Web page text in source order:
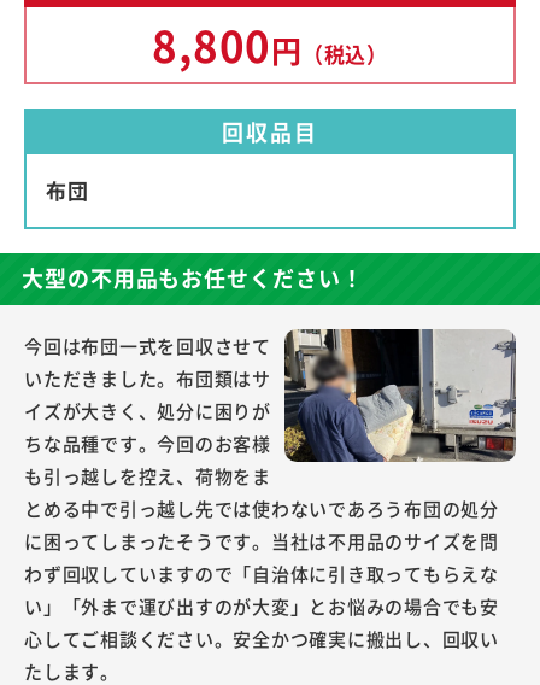
8,800円 （税込）
回収品目
布団
大型の不用品もお任せください！
今回は布団一式を回収させて
いただきました。布団類はサ
イズが大きく、処分に困りが
ちな品種です。今回のお客様
も引っ越しを控え、荷物をま
とめる中で引っ越し先では使わないであろう布団の処分
に困ってしまったそうです。当社は不用品のサイズを問
わず回収していますので「自治体に引き取ってもらえな
い」「外まで運び出すのが大変」とお悩みの場合でも安
心してご相談ください。安全かつ確実に搬出し、回収い
たします。